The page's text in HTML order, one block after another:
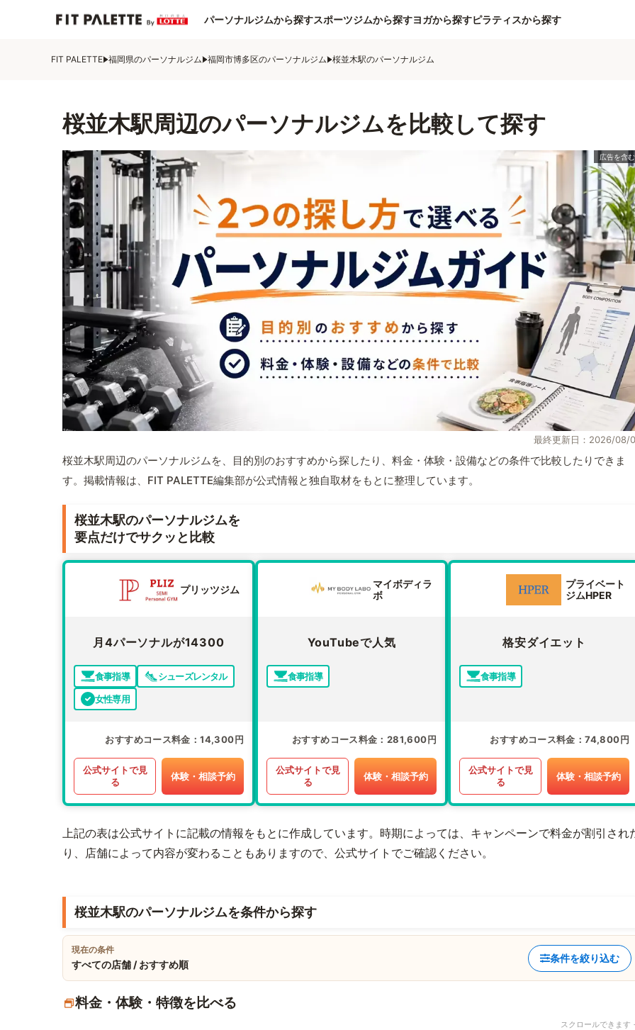
パーソナルジムから探すスポーツジムから探すヨガから探すピラティスから探す
FIT PALETTE 福岡県のパーソナルジム 福岡市博多区のパーソナルジム 桜並木駅のパーソナルジム
桜並木駅周辺のパーソナルジムを比較して探す
最終更新日：2026/08/
桜並木駅周辺のパーソナルジムを、目的別のおすすめから探したり、料金・体験・設備などの条件で比較したりできま
す。掲載情報は、FIT PALETTE編集部が公式情報と独自取材をもとに整理しています。
桜並木駅のパーソナルジムを
要点だけでサクッと比較
プリッツジム
月4パーソナルが14300
食事指導
シューズレンタル
女性専用
おすすめコース料金 14,300円
公式サイトで見
る
体験・相談予約
マイボディラ
ボ
YouTubeで人気
食事指導
おすすめコース料金 281,600円
公式サイトで見
る
体験・相談予約
プライベート
ジムHPER
格安ダイエット
食事指導
おすすめコース料金 74,800円
公式サイトで見
る
体験・相談予約
上記の表は公式サイトに記載の情報をもとに作成しています。時期によっては、キャンペーンで料金が割引され
り、店舗によって内容が変わることもありますので、公式サイトでご確認ください。
桜並木駅のパーソナルジムを条件から探す
現在の条件
すべての店舗 / おすすめ順
条件を絞り込む
料金・体験・特徴を比べる
スクロールできま